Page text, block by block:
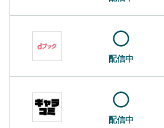
配信中
配信中